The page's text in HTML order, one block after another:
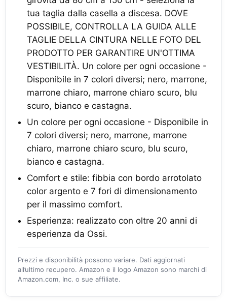
tua taglia dalla casella a discesa. DOVE
POSSIBILE, CONTROLLA LA GUIDA ALLE
TAGLIE DELLA CINTURA NELLE FOTO DEL
PRODOTTO PER GARANTIRE UN'OTTIMA
VESTIBILITÀ. Un colore per ogni occasione -
Disponibile in 7 colori diversi; nero, marrone,
marrone chiaro, marrone chiaro scuro, blu
scuro, bianco e castagna.
Un colore per ogni occasione - Disponibile in
7 colori diversi; nero, marrone, marrone
chiaro, marrone chiaro scuro, blu scuro,
bianco e castagna.
Comfort e stile: fibbia con bordo arrotolato
color argento e 7 fori di dimensionamento
per il massimo comfort.
Esperienza: realizzato con oltre 20 anni di
esperienza da Ossi.
Prezzi e disponibilità possono variare. Dati aggiornati
all’ultimo recupero. Amazon e il logo Amazon sono marchi di
Amazon.com, Inc. o sue affiliate.